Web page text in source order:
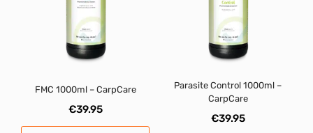
FMC 1000ml – CarpCare
€39.95
Parasite Control 1000ml –
CarpCare
€39.95